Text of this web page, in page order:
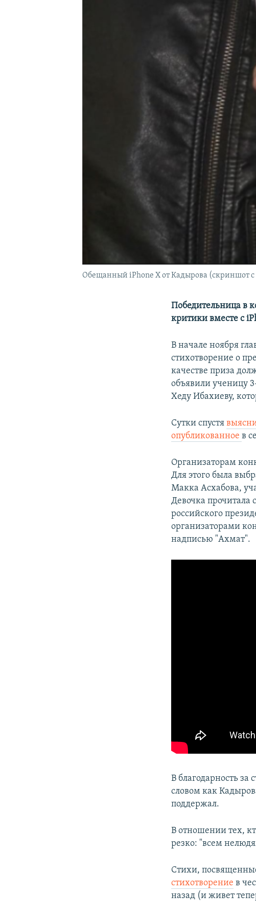
Обещанный iPhone X от Кадырова (скриншот с
Победительница в
критики вместе с
В начале ноября
стихотворение о
качестве приза
объявили ученицу
Хеду Ибахиеву,
Сутки спустя
опубликованноев
Организаторам
Для этого была
Макка Асхабова,
Девочка прочитала
российского
организаторами
надписью "Ахмат".
В благодарность
словом как
поддержал.
В отношении тех,
резко: "всем
Стихи,
стихотворение в
назад (и живет